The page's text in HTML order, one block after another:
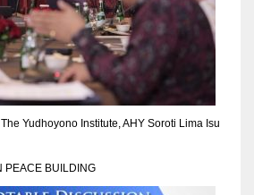
Yudhoyono Institute, AHY Soroti Lima Isu
PEACE BUILDING